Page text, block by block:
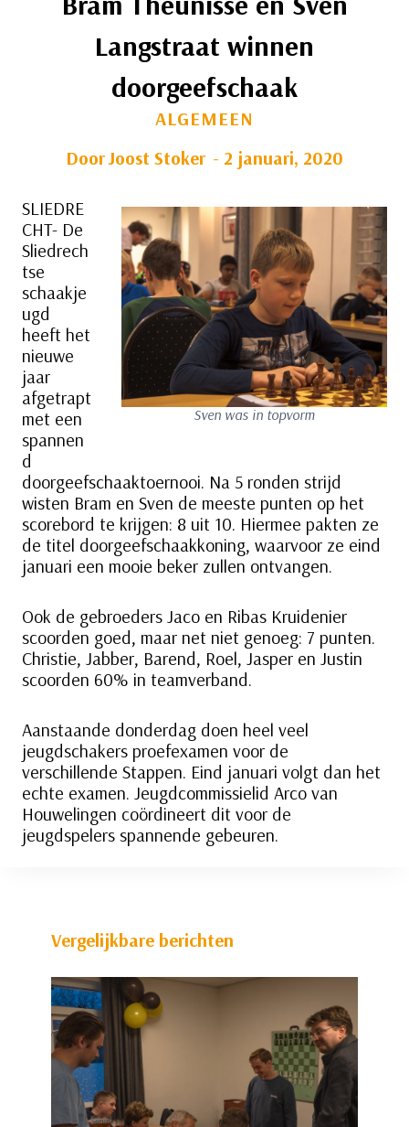
Langstraat winnen
doorgeefschaak
ALGEMEEN
DoorJoost Stoker 2 januari, 2020
Sven was in topvorm
SLIEDRE
CHT- De
Sliedrech
tse
schaakje
ugd
heeft het
nieuwe
jaar
afgetrapt
met een
spannen
d
doorgeefschaaktoernooi. Na 5 ronden strijd
wisten Bram en Sven de meeste punten op het
scorebord te krijgen: 8 uit 10. Hiermee pakten ze
de titel doorgeefschaakkoning, waarvoor ze eind
januari een mooie beker zullen ontvangen.
Ook de gebroeders Jaco en Ribas Kruidenier
scoorden goed, maar net niet genoeg: 7 punten.
Christie, Jabber, Barend, Roel, Jasper en Justin
scoorden 60% in teamverband.
Aanstaande donderdag doen heel veel
jeugdschakers proefexamen voor de
verschillende Stappen. Eind januari volgt dan het
echte examen. Jeugdcommissielid Arco van
Houwelingen coördineert dit voor de
jeugdspelers spannende gebeuren.
Vergelijkbare berichten